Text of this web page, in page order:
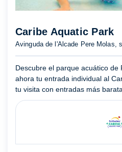
Caribe Aquatic Park
Avinguda de l'Alcade Pere Molas,
Descubre el parque acuático de
ahora tu entrada individual al
tu visita con entradas más
3 días consecutivos. ¡Ven a